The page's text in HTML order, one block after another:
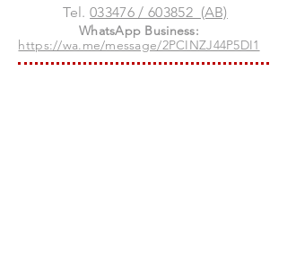
Tel.033476 / 603852 (AB)
WhatsApp Business:
https://wa.me/message/2PCINZJ44P5DI1